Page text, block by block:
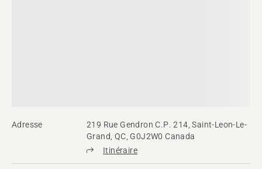
Adresse
219 Rue Gendron C.P. 214, Saint-Leon-Le-
Grand, QC, G0J2W0 Canada
Itinéraire